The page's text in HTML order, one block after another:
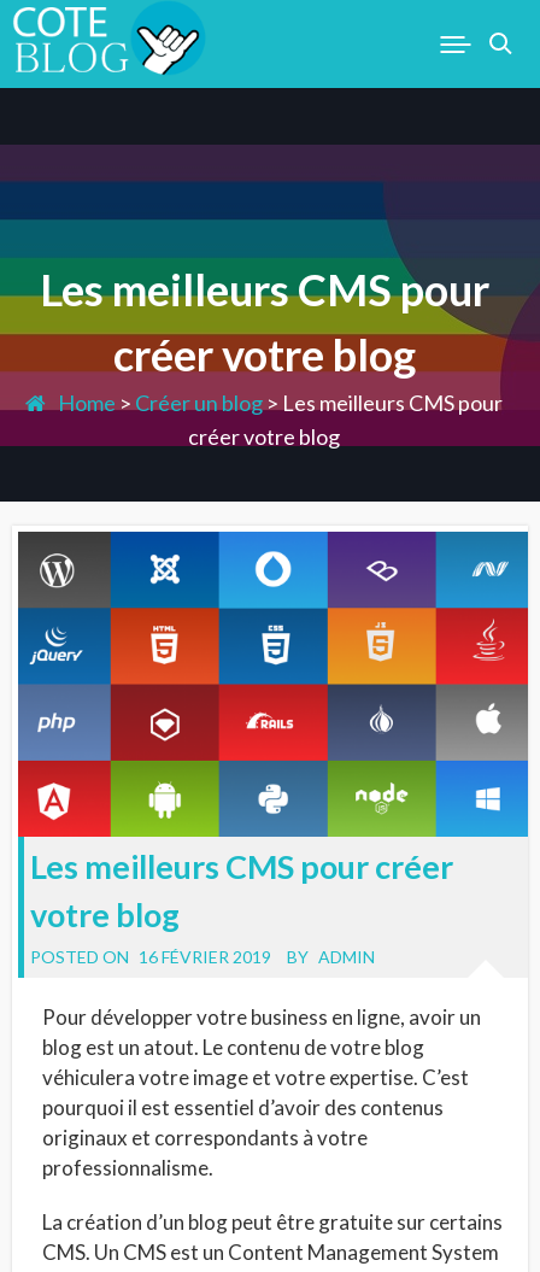
Skip
to
content
Les meilleurs CMS pour
créer votre blog
Home > Créer un blog > Les meilleurs CMS pour
créer votre blog
Les meilleurs CMS pour créer
votre blog
POSTED ON 16 FÉVRIER 2019 BY ADMIN
Pour développer votre business en ligne, avoir un
blog est un atout. Le contenu de votre blog
véhiculera votre image et votre expertise. C’est
pourquoi il est essentiel d’avoir des contenus
originaux et correspondants à votre
professionnalisme.
La création d’un blog peut être gratuite sur certains
CMS. Un CMS est un Content Management System